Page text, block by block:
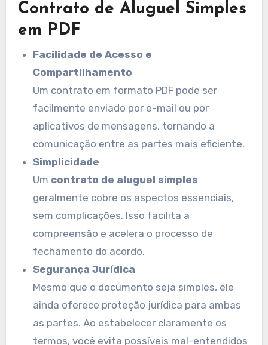
Contrato de Aluguel Simples
em PDF
Facilidade de Acesso e
Compartilhamento
Um contrato em formato PDF pode ser
facilmente enviado por e-mail ou por
aplicativos de mensagens, tornando a
comunicação entre as partes mais eficiente.
Simplicidade
Um contrato de aluguel simples
geralmente cobre os aspectos essenciais,
sem complicações. Isso facilita a
compreensão e acelera o processo de
fechamento do acordo.
Segurança Jurídica
Mesmo que o documento seja simples, ele
ainda oferece proteção jurídica para ambas
as partes. Ao estabelecer claramente os
termos, você evita possíveis mal-entendidos